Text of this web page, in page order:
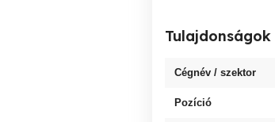
Tulajdonságok
Cégnév / szektor
Pozíció